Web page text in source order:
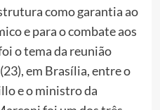
como garantia ao
e para o combate aos
o tema da reunião
em Brasília, entre o
e o ministro da